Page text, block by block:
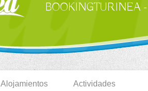
BOOKINGTURINEA -
Alojamientos Actividades